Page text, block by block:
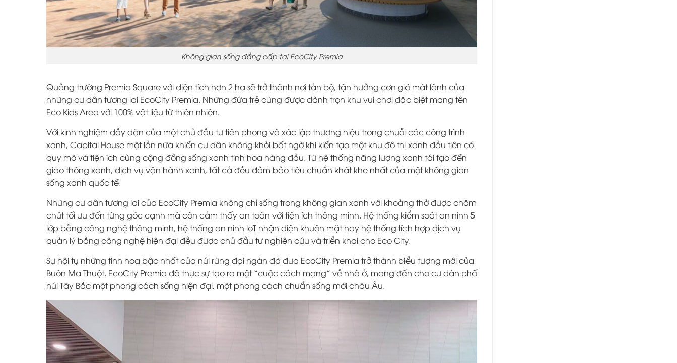
Không gian sống đẳng cấp tại EcoCity Premia
Quảng trường Premia Square với diện tích hơn 2 ha sẽ trở thành nơi tản bộ, tận hưởng cơn gió mát lành của
những cư dân tương lai EcoCity Premia. Những đứa trẻ cũng được dành trọn khu vui chơi đặc biệt mang tên
Eco Kids Area với 100% vật liệu từ thiên nhiên.
Với kinh nghiệm dầy dặn của một chủ đầu tư tiên phong và xác lập thương hiệu trong chuỗi các công trình
xanh, Capital House một lần nữa khiến cư dân không khỏi bất ngờ khi kiến tạo một khu đô thị xanh đầu tiên có
quy mô và tiện ích cùng cộng đồng sống xanh tinh hoa hàng đầu. Từ hệ thống năng lượng xanh tái tạo đến
giao thông xanh, dịch vụ vận hành xanh, tất cả đều đảm bảo tiêu chuẩn khát khe nhất của một không gian
sống xanh quốc tế.
Những cư dân tương lai của EcoCity Premia không chỉ sống trong không gian xanh với khoảng thở được chăm
chút tối ưu đến từng góc cạnh mà còn cảm thấy an toàn với tiện ích thông minh. Hệ thống kiểm soát an ninh 5
lớp bằng công nghệ thông minh, hệ thống an ninh loT nhận diện khuôn mặt hay hệ thống tích hợp dịch vụ
quản lý bằng công nghệ hiện đại đều được chủ đầu tư nghiên cứu và triển khai cho Eco City.
Sự hội tụ những tinh hoa bậc nhất của núi rừng đại ngàn đã đưa EcoCity Premia trở thành biểu tượng mới của
Buôn Ma Thuột. EcoCity Premia đã thực sự tạo ra một “cuộc cách mạng” về nhà ở, mang đến cho cư dân phố
núi Tây Bắc một phong cách sống hiện đại, một phong cách chuẩn sống mới châu Âu.